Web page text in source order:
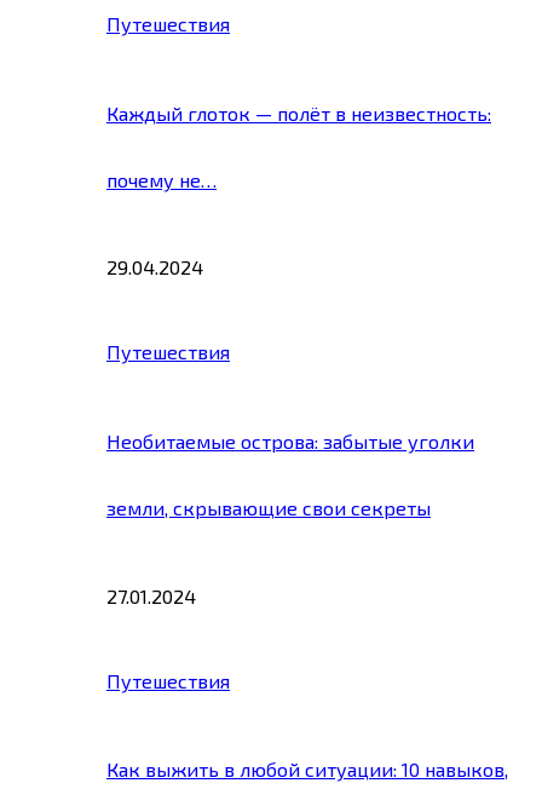
Путешествия
Каждый глоток — полёт в неизвестность:
почему не…
29.04.2024
Путешествия
Необитаемые острова: забытые уголки
земли, скрывающие свои секреты
27.01.2024
Путешествия
Как выжить в любой ситуации: 10 навыков,